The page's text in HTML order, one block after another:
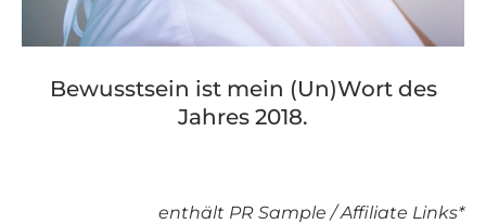
Bewusstsein ist mein (Un)Wort des
Jahres 2018.
enthält PR Sample / Affiliate Links*